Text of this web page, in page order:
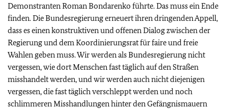
Demonstranten Roman Bondarenko führte. Das muss ein Ende
finden. Die Bundesregierung erneuert ihren dringenden Appell,
dass es einen konstruktiven und offenen Dialog zwischen der
Regierung und dem Koordinierungsrat für faire und freie
Wahlen geben muss. Wir werden als Bundesregierung nicht
vergessen, wie dort Menschen fast täglich auf den Straßen
misshandelt werden, und wir werden auch nicht diejenigen
vergessen, die fast täglich verschleppt werden und noch
schlimmeren Misshandlungen hinter den Gefängnismauern